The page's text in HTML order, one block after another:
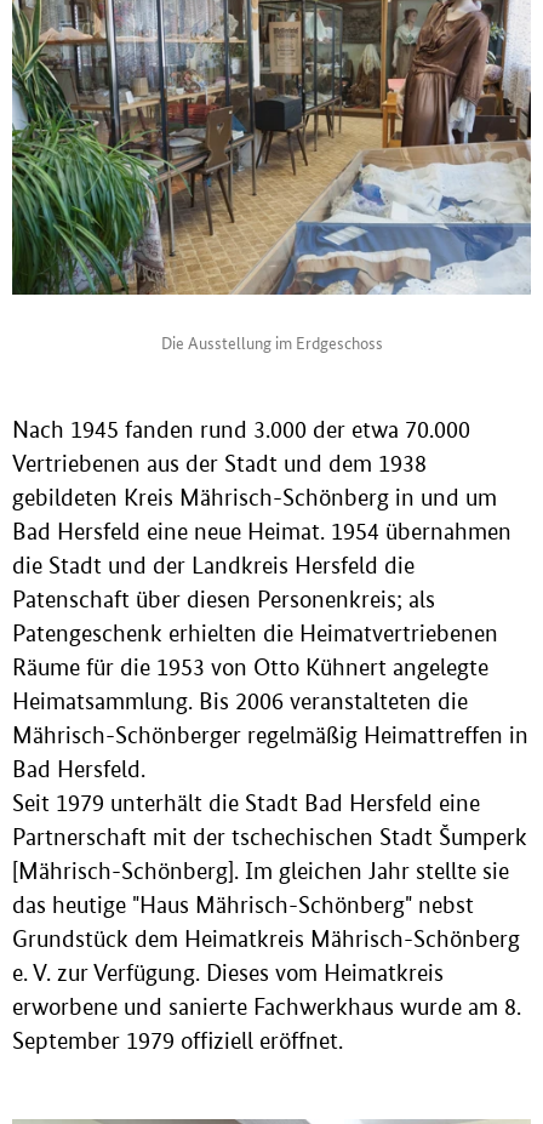
Die Ausstellung im Erdgeschoss
Nach 1945 fanden rund 3.000 der etwa 70.000
Vertriebenen aus der Stadt und dem 1938
gebildeten Kreis Mährisch-Schönberg in und um
Bad Hersfeld eine neue Heimat. 1954 übernahmen
die Stadt und der Landkreis Hersfeld die
Patenschaft über diesen Personenkreis; als
Patengeschenk erhielten die Heimatvertriebenen
Räume für die 1953 von Otto Kühnert angelegte
Heimatsammlung. Bis 2006 veranstalteten die
Mährisch-Schönberger regelmäßig Heimattreffen in
Bad Hersfeld.
Seit 1979 unterhält die Stadt Bad Hersfeld eine
Partnerschaft mit der tschechischen Stadt Šumperk
[Mährisch-Schönberg]. Im gleichen Jahr stellte sie
das heutige "Haus Mährisch-Schönberg" nebst
Grundstück dem Heimatkreis Mährisch-Schönberg
e. V. zur Verfügung. Dieses vom Heimatkreis
erworbene und sanierte Fachwerkhaus wurde am 8.
September 1979 offiziell eröffnet.